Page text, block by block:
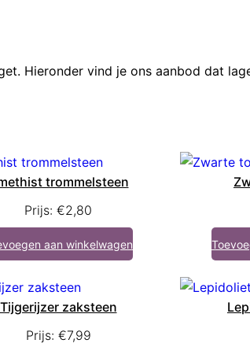
Hieronder vind je ons aanbod dat
trommelsteen
Prijs: €2,80
aan winkelwagen
Tijgerijzer zaksteen
Prijs: €7,99